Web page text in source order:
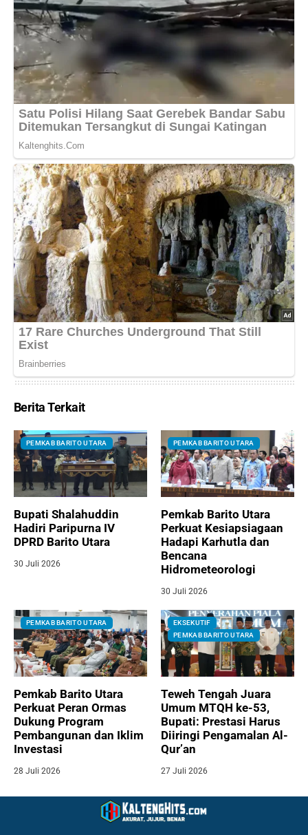
Berita Terkait
PEMKAB BARITO UTARA
Bupati Shalahuddin
Hadiri Paripurna IV
DPRD Barito Utara
30 Juli 2026
PEMKAB BARITO UTARA
Pemkab Barito Utara
Perkuat Kesiapsiagaan
Hadapi Karhutla dan
Bencana
Hidrometeorologi
30 Juli 2026
PEMKAB BARITO UTARA
Pemkab Barito Utara
Perkuat Peran Ormas
Dukung Program
Pembangunan dan Iklim
Investasi
28 Juli 2026
EKSEKUTIF
PEMKAB BARITO UTARA
Teweh Tengah Juara
Umum MTQH ke-53,
Bupati: Prestasi Harus
Diiringi Pengamalan Al-
Qur’an
27 Juli 2026